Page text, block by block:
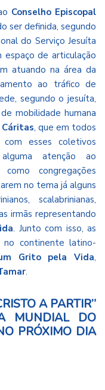
Conselho Episcopal
ser definida, segundo
do Serviço Jesuíta
espaço de articulação
atuando na área da
ao tráfico de
segundo o jesuíta,
mobilidade humana
Cáritas, que em todos
esses coletivos
atenção ao
congregações
no tema já alguns
scalabrinianas,
irmãs representando
. Junto com isso, as
continente latino-
Grito pela Vida,
.
A PARTIR”
MUNDIAL DO
PRÓXIMO DIA